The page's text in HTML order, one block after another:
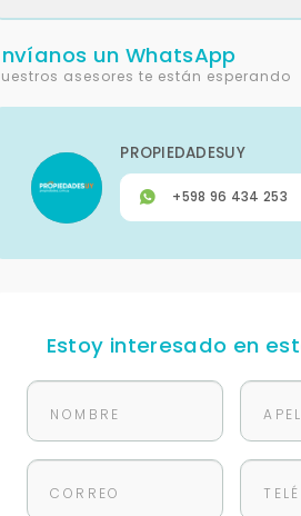
un WhatsApp
asesores te están esperando
PROPIEDADESUY
+598 96 434 253
Estoy interesado en